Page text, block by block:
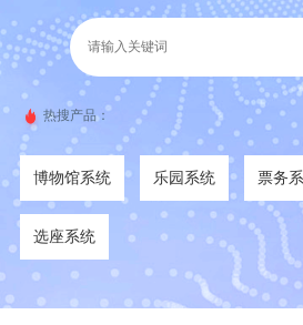
热搜产品：
博物馆系统 乐园系统 票务
选座系统